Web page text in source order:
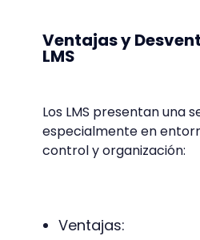
Ventajas y
LMS
Los LMS presentan una
especialmente en
control y organización:
Ventajas: